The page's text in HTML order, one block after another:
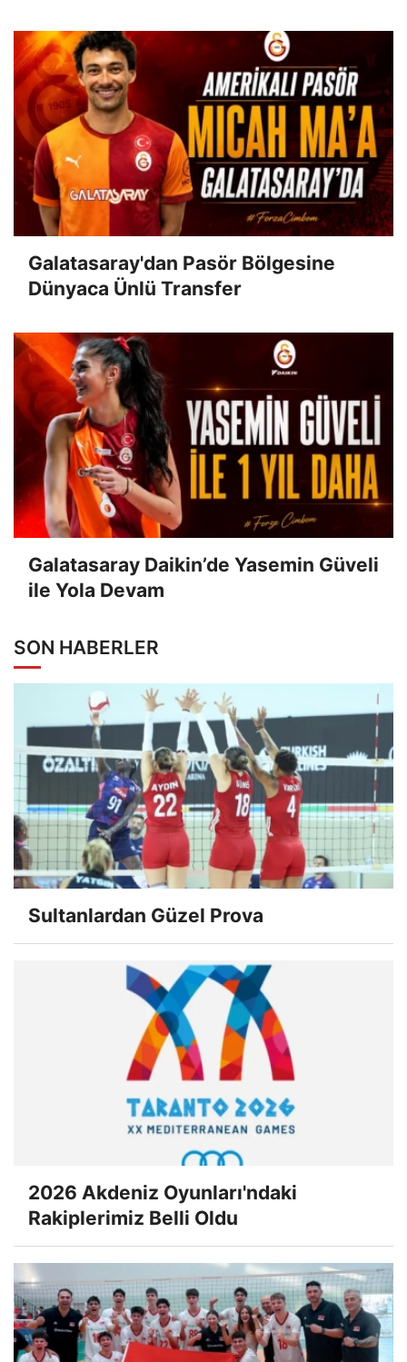
Galatasaray'dan Pasör Bölgesine
Dünyaca Ünlü Transfer
Galatasaray Daikin’de Yasemin Güveli
ile Yola Devam
SON HABERLER
Sultanlardan Güzel Prova
2026 Akdeniz Oyunları'ndaki
Rakiplerimiz Belli Oldu